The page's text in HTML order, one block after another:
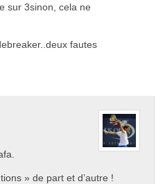
sur 3sinon, cela ne
fautes
» de part et d’autre !